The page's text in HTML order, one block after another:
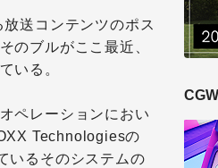
送コンテンツのポス
のブルがここ最近、
いる。
ペレーションにおい
Technologiesの
いるそのシステムの